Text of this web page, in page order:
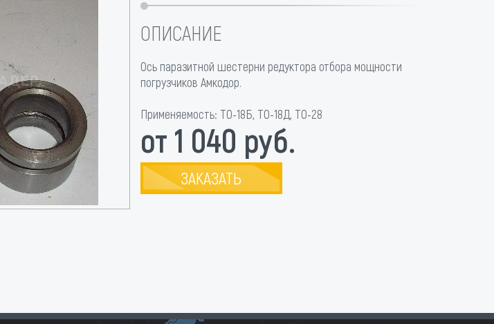
ОПИСАНИЕ
Ось паразитной шестерни редуктора отбора мощности
погрузчиков Амкодор.
Применяемость: ТО-18Б, ТО-18Д, ТО-28
от 1 040 руб.
ЗАКАЗАТЬ